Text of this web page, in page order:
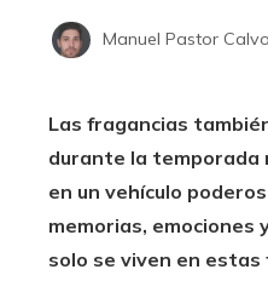
Manuel Pastor Calvo
Las fragancias
durante la temporada
en un vehículo
memorias, emociones
solo se viven en estas